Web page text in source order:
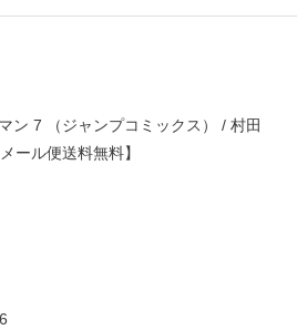
ン 7 （ジャンプコミックス） / 村田
ール便送料無料】